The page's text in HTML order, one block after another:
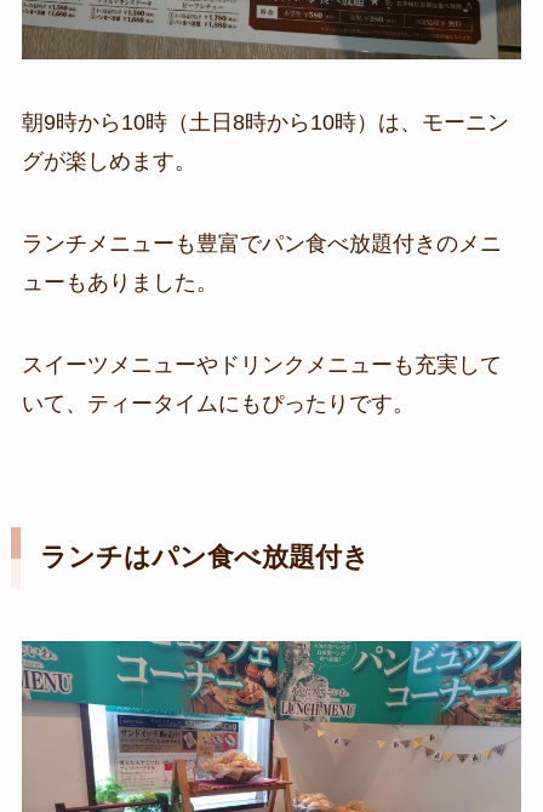
朝9時から10時（土日8時から10時）は、モーニン
グが楽しめます。
ランチメニューも豊富でパン食べ放題付きのメニ
ューもありました。
スイーツメニューやドリンクメニューも充実して
いて、ティータイムにもぴったりです。
ランチはパン食べ放題付き